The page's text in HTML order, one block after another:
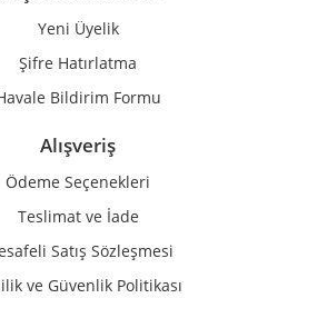
Gönder
Yeni Üyelik
Şifre Hatırlatma
Bildirim Formu
Alışveriş
Ödeme Seçenekleri
Teslimat ve İade
Satış Sözleşmesi
ve Güvenlik Politikası